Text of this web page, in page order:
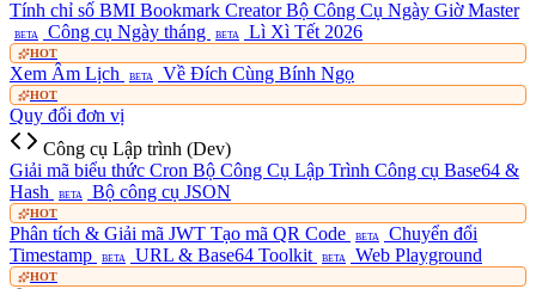
Tính chỉ số BMI Bookmark CreatorBộ Công Cụ Ngày Giờ Master
BETA Công cụ Ngày tháng BETA Lì Xì Tết 2026
HOT
Xem Âm Lịch BETA Về Đích Cùng Bính Ngọ
HOT
Quy đổi đơn vị
Công cụ Lập trình (Dev)
Giải mã biểu thức Cron Bộ Công Cụ Lập Trình Công cụ Base64 &
Hash
BETA Bộ công cụ JSON
HOT
Phân tích & Giải mã JWT Tạo mã QR Code BETA
Chuyển đổi
Timestamp
BETA URL & Base64 Toolkit BETA Web Playground
HOT